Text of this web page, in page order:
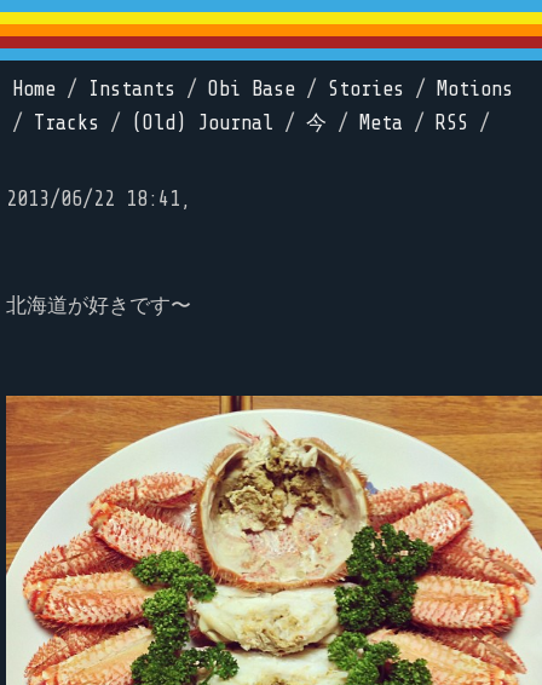
Home / Instants / Obi Base / Stories /
Motions
/ Tracks / (Old) Journal / 今 / Meta / RSS /
2013/06/22 18:41,
北海道が好きです〜